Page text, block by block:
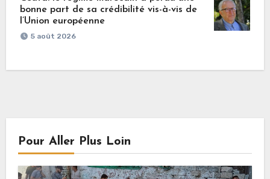
bonne part de sa crédibilité vis-à-vis de
l’Union européenne
5 août 2026
Pour Aller Plus Loin